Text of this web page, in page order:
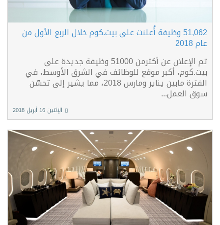
51,062 وظيفة أُعلنت على بيت.كوم خلال الربع الأول من
عام 2018
تم الإعلان عن أكثرمن 51000 وظيفة جديدة على
بيت.كوم، أكبر موقع للوظائف في الشرق الأوسط، في
الفترة مابين يناير ومارس 2018، مما يشير إلى تحسّن
سوق العمل...
الإثنين 16 أبريل 2018